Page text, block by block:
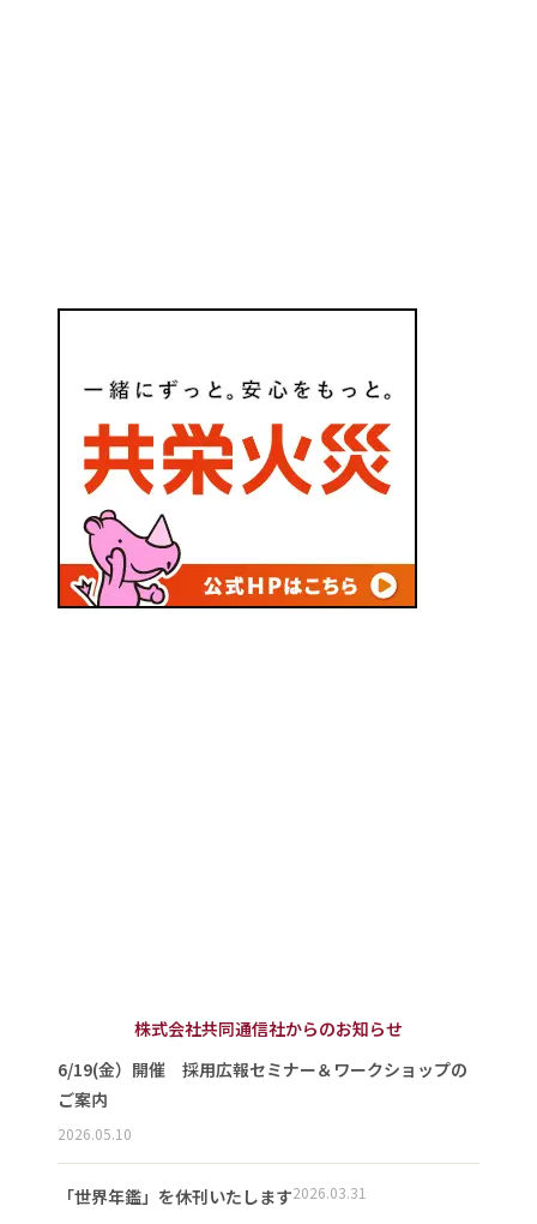
株式会社共同通信社からのお知らせ
6/19(金）開催 採用広報セミナー＆ワークショップの
ご案内
2026.05.10
「世界年鑑」を休刊いたします2026.03.31